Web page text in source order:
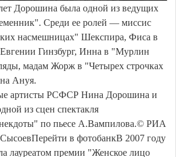
Дорошина была одной из ведущих
Среди ее ролей — миссис
насмешницах" Шекспира, Фиса в
Гинзбург, Инна в "Мурлин
мадам Жорж в "Четырех строчках
Ануя.
артисты РСФСР Нина Дорошина и
из сцен спектакля
по пьесе А.Вампилова.© РИА
в фотобанкВ 2007 году
лауреатом премии "Женское лицо